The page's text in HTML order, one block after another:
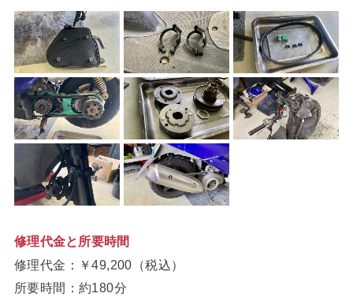
修理代金と所要時間
修理代金：￥49,200（税込）
所要時間：約180分